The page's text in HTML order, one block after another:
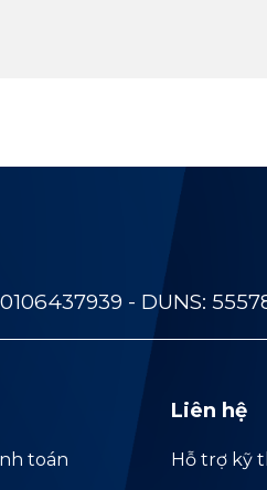
- DUNS:
toán
Liên hệ
Hỗ trợ kỹ